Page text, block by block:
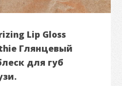
Lip Gloss
Глянцевый
для губ